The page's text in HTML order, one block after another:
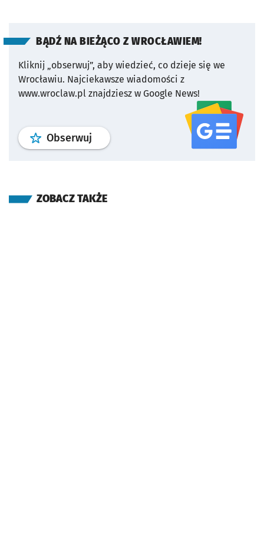
BĄDŹ NA BIEŻĄCO Z WROCŁAWIEM!
Kliknij „obserwuj”, aby wiedzieć, co dzieje się we
Wrocławiu. Najciekawsze wiadomości z
www.wroclaw.pl znajdziesz w Google News!
Obserwuj profil serwisu
ZOBACZ TAKŻE